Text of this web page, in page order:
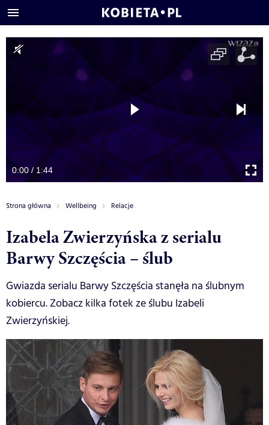
0:00 / 1:44
Strona główna Wellbeing Relacje
Izabela Zwierzyńska z serialu
Barwy Szczęścia – ślub
Gwiazda serialu Barwy Szczęścia stanęła na ślubnym
kobiercu. Zobacz kilka fotek ze ślubu Izabeli
Zwierzyńskiej.